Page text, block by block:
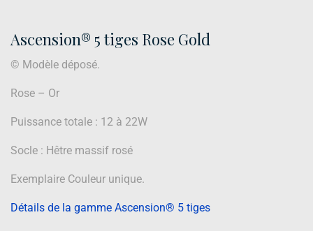
Ascension® 5 tiges Rose Gold
© Modèle déposé.
Rose – Or
Puissance totale : 12 à 22W
Socle : Hêtre massif rosé
Exemplaire Couleur unique.
Détails de la gamme Ascension® 5 tiges